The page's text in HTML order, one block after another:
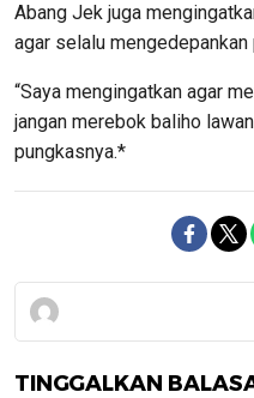
Abang Jek juga
agar selalu
“Saya mengingatkan agar
jangan merebok baliho
pungkasnya.*
TINGGALKAN